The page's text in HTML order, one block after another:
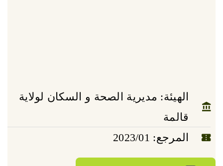
الهيئة: مديرية الصحة و السكان لولاية
قالمة
المرجع: 2023/01